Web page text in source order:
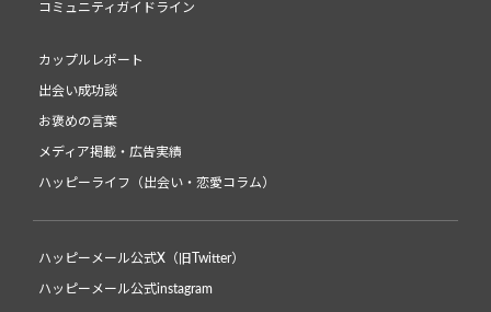
コミュニティガイドライン
カップルレポート
出会い成功談
お褒めの言葉
メディア掲載・広告実績
ハッピーライフ（出会い・恋愛コラム）
ハッピーメール公式X（旧Twitter）
ハッピーメール公式instagram